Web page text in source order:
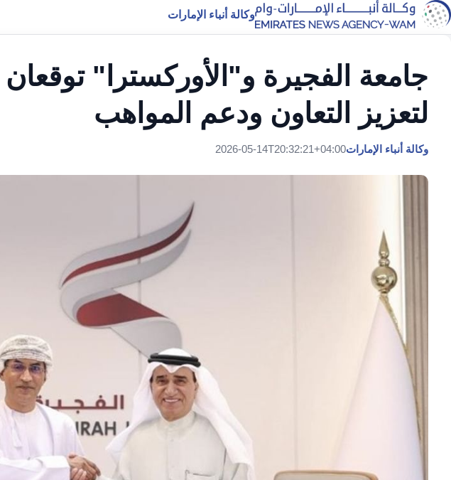
وكالة أنباء الإمارات
جامعة الفجيرة و"الأوركسترا"
لتعزيز التعاون ودعم المواهب
وكالة أنباء الإمارات2026-05-14T20:32:21+04:00